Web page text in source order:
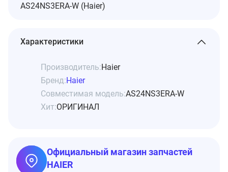
AS24NS3ERA-W (Haier)
Характеристики
Производитель:Haier
Бренд:Haier
Совместимая модель:AS24NS3ERA-W
Хит:ОРИГИНАЛ
Официальный магазин запчастей
HAIER